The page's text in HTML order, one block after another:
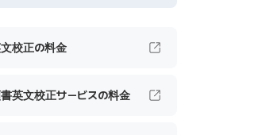
校正の料金
英文校正サービスの料金